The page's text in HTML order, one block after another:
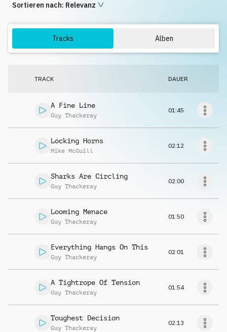
Lizenzen
Sortieren nach: Relevanz
Tracks Alben
TRACK DAUER
A Fine Line
Guy Thackeray
01:45
Locking Horns
Mike McGuill
02:12
Sharks Are Circling
Guy Thackeray
02:00
Looming Menace
Guy Thackeray
01:50
Everything Hangs On This
Guy Thackeray
02:01
A Tightrope Of Tension
Guy Thackeray
01:54
Toughest Decision
Guy Thackeray
02:13